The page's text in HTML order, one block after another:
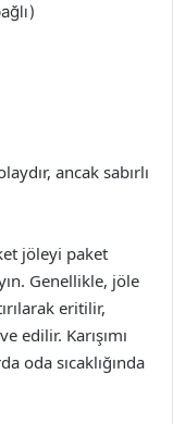
ancak sabırlı
jöleyi paket
Genellikle, jöle
eritilir,
edilir. Karışımı
oda sıcaklığında